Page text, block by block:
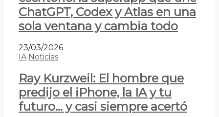
ChatGPT, Codex y Atlas en una
sola ventana y cambia todo
23/03/2026
IA Noticias
Ray Kurzweil: El hombre que
predijo el iPhone, la IA y tu
futuro… y casi siempre acertó